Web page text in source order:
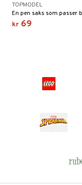
TOPMODEL
kr 69